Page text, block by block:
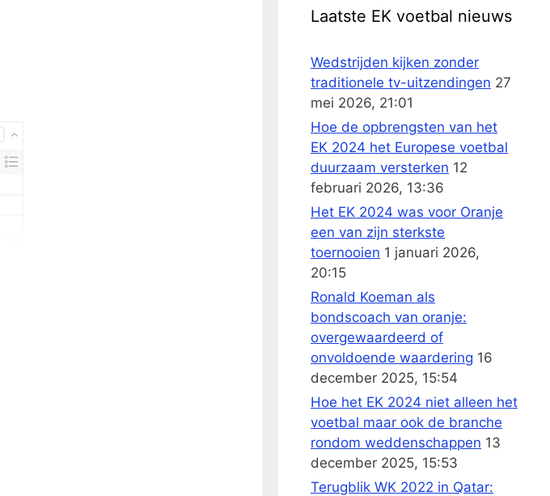
Laatste EK voetbal nieuws
Wedstrijden kijken zonder
traditionele tv-uitzendingen 27
mei 2026, 21:01
Hoe de opbrengsten van het
EK 2024 het Europese voetbal
duurzaam versterken 12
februari 2026, 13:36
Het EK 2024 was voor Oranje
een van zijn sterkste
toernooien 1 januari 2026,
20:15
Ronald Koeman als
bondscoach van oranje:
overgewaardeerd of
onvoldoende waardering 16
december 2025, 15:54
Hoe het EK 2024 niet alleen het
voetbal maar ook de branche
rondom weddenschappen 13
december 2025, 15:53
Terugblik WK 2022 in Qatar: